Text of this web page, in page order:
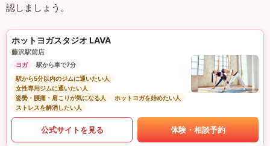
認しましょう。
ホットヨガスタジオ LAVA
藤沢駅前店
ヨガ
駅から車で7分
駅から5分以内のジムに通いたい人
女性専用ジムに通いたい人
姿勢・腰痛・肩こりが気になる人
ホットヨガを始めたい人
ストレスを解消したい人
公式サイトを見る 体験・相談予約